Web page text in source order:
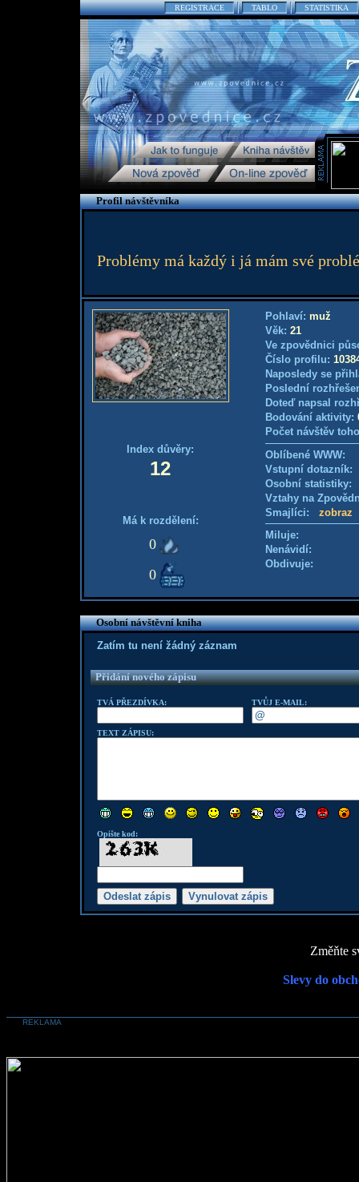
REGISTRACE TABLO STATISTIKA
Profil návštěvníka
Problémy má každý i já mám své
Index důvěry:
12
Má k rozdělení:
0
0
Pohlaví: muž
Věk: 21
Ve zpovědnici
Číslo profilu:
Naposledy se
Poslední
Doteď napsal
Bodování aktivity:
Počet návštěv
Oblíbené WWW:
Vstupní
Osobní
Vztahy na
Smajlíci: zobraz
Miluje:
Nenávidí:
Obdivuje:
Osobní návštěvní kniha
Zatím tu není žádný záznam
Přidání nového zápisu
TVÁ PŘEZDÍVKA: TVŮJ E-MAIL:
TEXT ZÁPISU:
Opište kod:
Změňte
Slevy do
REKLAMA